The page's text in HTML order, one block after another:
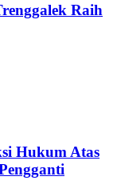
Raih
Hukum Atas